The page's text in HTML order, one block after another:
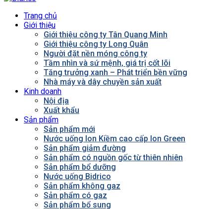
Trang chủ
Giới thiệu
Giới thiệu công ty Tân Quang Minh
Giới thiệu công ty Long Quân
Người đặt nền móng công ty
Tầm nhìn và sứ mệnh, giá trị cốt lõi
Tăng trưởng xanh – Phát triển bền vững
Nhà máy và dây chuyền sản xuất
Kinh doanh
Nội địa
Xuất khẩu
Sản phẩm
Sản phẩm mới
Nước uống Ion Kiềm cao cấp Ion Green
Sản phẩm giảm đường
Sản phẩm có nguồn gốc từ thiên nhiên
Sản phẩm bổ dưỡng
Nước uống Bidrico
Sản phẩm không gaz
Sản phẩm có gaz
Sản phẩm bổ sung